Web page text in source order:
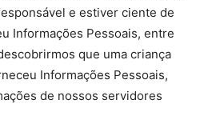
e estiver ciente de
Informações Pessoais, entre
que uma criança
Informações Pessoais,
de nossos servidores